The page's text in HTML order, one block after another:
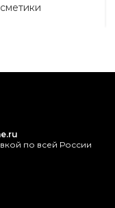
по всей России